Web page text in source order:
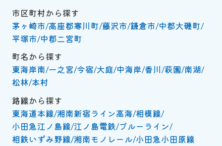
市区町村から探す
茅ヶ崎市 高座郡寒川町 藤沢市 鎌倉市 中郡大磯町
平塚市 中郡二宮町
町名から探す
東海岸南 一之宮 今宿 大庭 中海岸 香川 萩園 南湖
松林 本村
路線から探す
東海道本線 湘南新宿ライン高海 相模線
小田急江ノ島線 江ノ島電鉄 ブルーライン
相鉄いずみ野線 湘南モノレール 小田急小田原線